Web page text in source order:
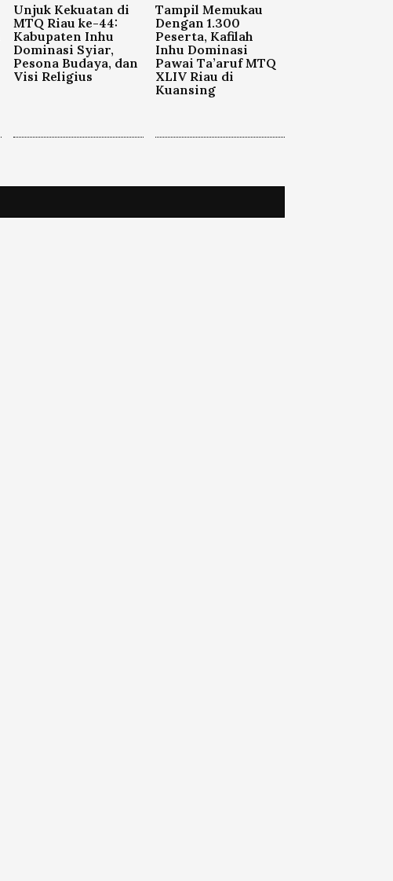
Unjuk Kekuatan di
MTQ Riau ke-44:
Kabupaten Inhu
Dominasi Syiar,
Pesona Budaya, dan
Visi Religius
Tampil Memukau
Dengan 1.300
Peserta, Kafilah
Inhu Dominasi
Pawai Ta’aruf MTQ
XLIV Riau di
Kuansing